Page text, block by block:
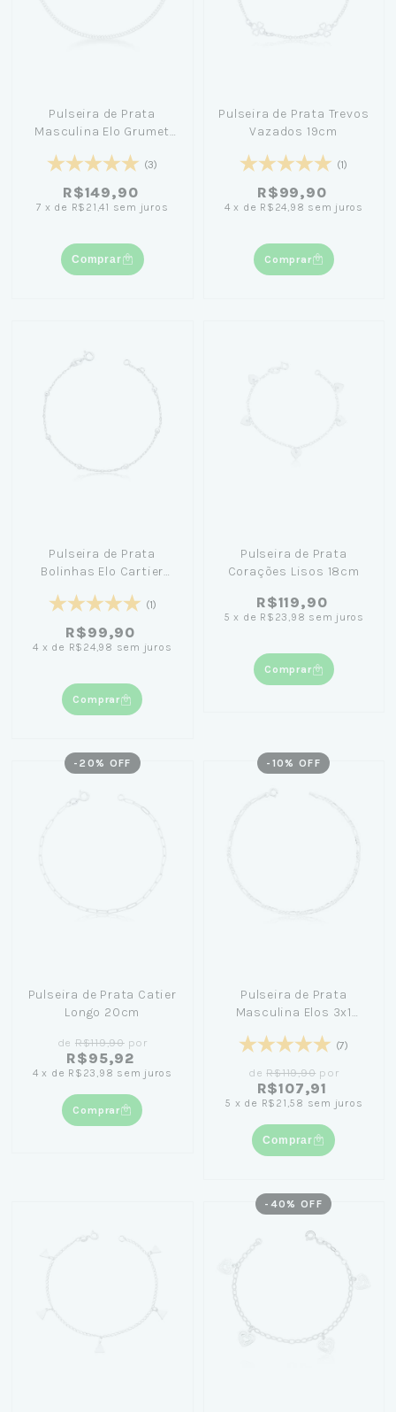
Pulseira de Prata
Masculina Elo Grumet
(3)
R$149,90
7 x de R$21,41 sem juros
Comprar
Pulseira de Prata Trevos
Vazados 19cm
(1)
R$99,90
4 x de R$24,98 sem juros
Comprar
Pulseira de Prata
Bolinhas Elo Cartier
(1)
R$99,90
4 x de R$24,98 sem juros
Comprar
Pulseira de Prata
Corações Lisos 18cm
R$119,90
5 x de R$23,98 sem juros
Comprar
- 20 % OFF
Pulseira de Prata Catier
Longo 20cm
de R$119,90por
R$95,92
4 x de R$23,98 sem juros
Comprar
- 10 % OFF
Pulseira de Prata
Masculina Elos 3x1
(7)
deR$119,90 por
R$107,91
5 x de R$21,58 sem juros
Comprar
- 40 % OFF